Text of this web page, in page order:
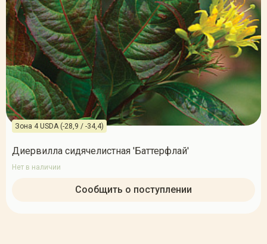
Зона 4 USDA (-28,9 / -34,4)
Диервилла сидячелистная 'Баттерфлай'
Нет в наличии
Сообщить о поступлении